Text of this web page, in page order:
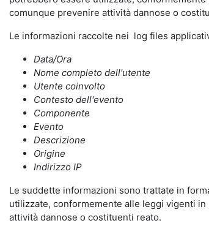
comunque prevenire attività dannose o
Le informazioni raccolte nei log files
Data/Ora
Nome completo dell'utente
Utente coinvolto
Contesto dell'evento
Componente
Evento
Descrizione
Origine
Indirizzo IP
Le suddette informazioni sono trattate in
utilizzate, conformemente alle leggi vigenti
attività dannose o costituenti reato.